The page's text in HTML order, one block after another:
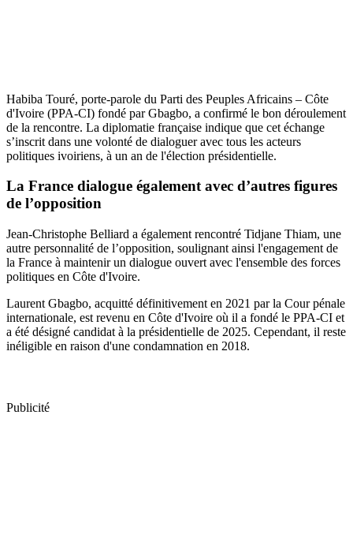
Habiba Touré, porte-parole du Parti des Peuples Africains – Côte
d'Ivoire (PPA-CI) fondé par Gbagbo, a confirmé le bon déroulement
de la rencontre. La diplomatie française indique que cet échange
s’inscrit dans une volonté de dialoguer avec tous les acteurs
politiques ivoiriens, à un an de l'élection présidentielle.
La France dialogue également avec d’autres figures
de l’opposition
Jean-Christophe Belliard a également rencontré Tidjane Thiam, une
autre personnalité de l’opposition, soulignant ainsi l'engagement de
la France à maintenir un dialogue ouvert avec l'ensemble des forces
politiques en Côte d'Ivoire.
Laurent Gbagbo, acquitté définitivement en 2021 par la Cour pénale
internationale, est revenu en Côte d'Ivoire où il a fondé le PPA-CI et
a été désigné candidat à la présidentielle de 2025. Cependant, il reste
inéligible en raison d'une condamnation en 2018.
Publicité